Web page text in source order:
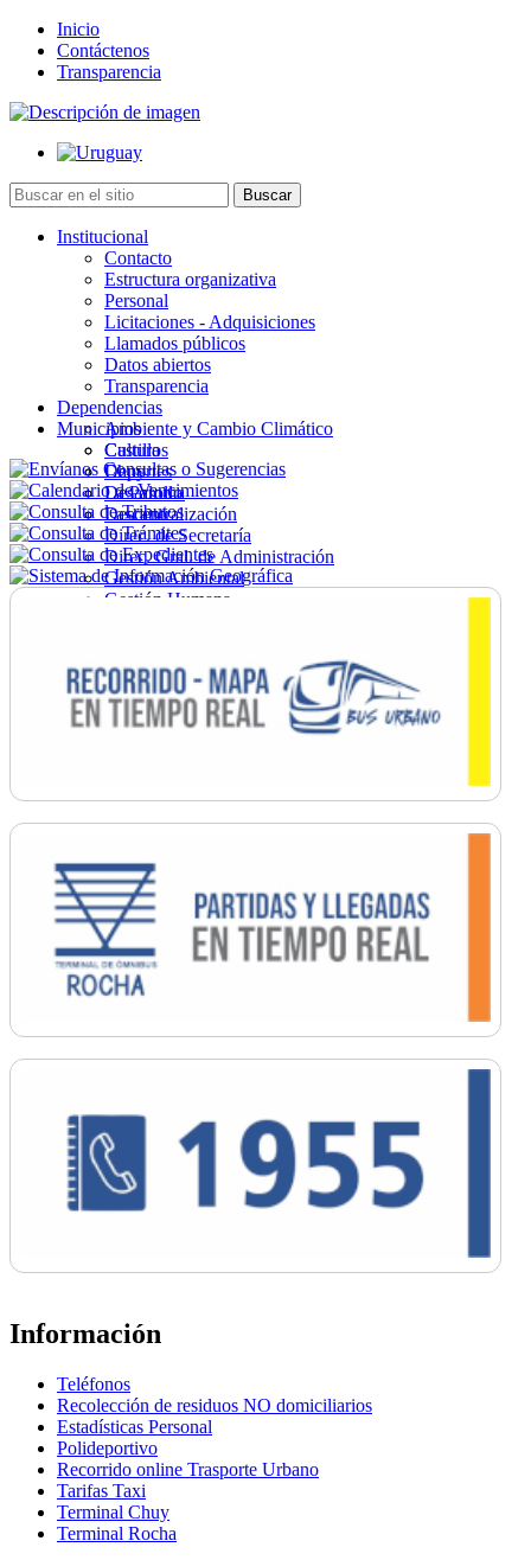
Inicio
Contáctenos
Transparencia
Institucional
Contacto
Estructura organizativa
Personal
Licitaciones - Adquisiciones
Llamados públicos
Datos abiertos
Transparencia
Dependencias
Ambiente y Cambio Climático
Cultura
Deportes
Desarrollo
Descentralización
Direc. de Secretaría
Direc. Gral. de Administración
Gestión Ambiental
Gestión Humana
Ordenamiento
Promoción Social
Salud
Secretaría General
Municipios
Castillos
Chuy
La Paloma
Lascano
Información
Teléfonos
Recolección de residuos NO domiciliarios
Estadísticas Personal
Polideportivo
Recorrido online Trasporte Urbano
Tarifas Taxi
Terminal Chuy
Terminal Rocha